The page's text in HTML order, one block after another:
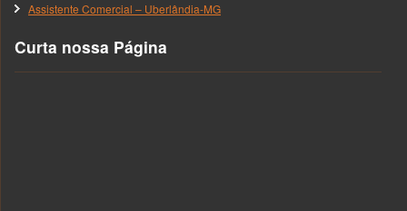
Assistente Comercial – Uberlândia-MG
Curta nossa Página